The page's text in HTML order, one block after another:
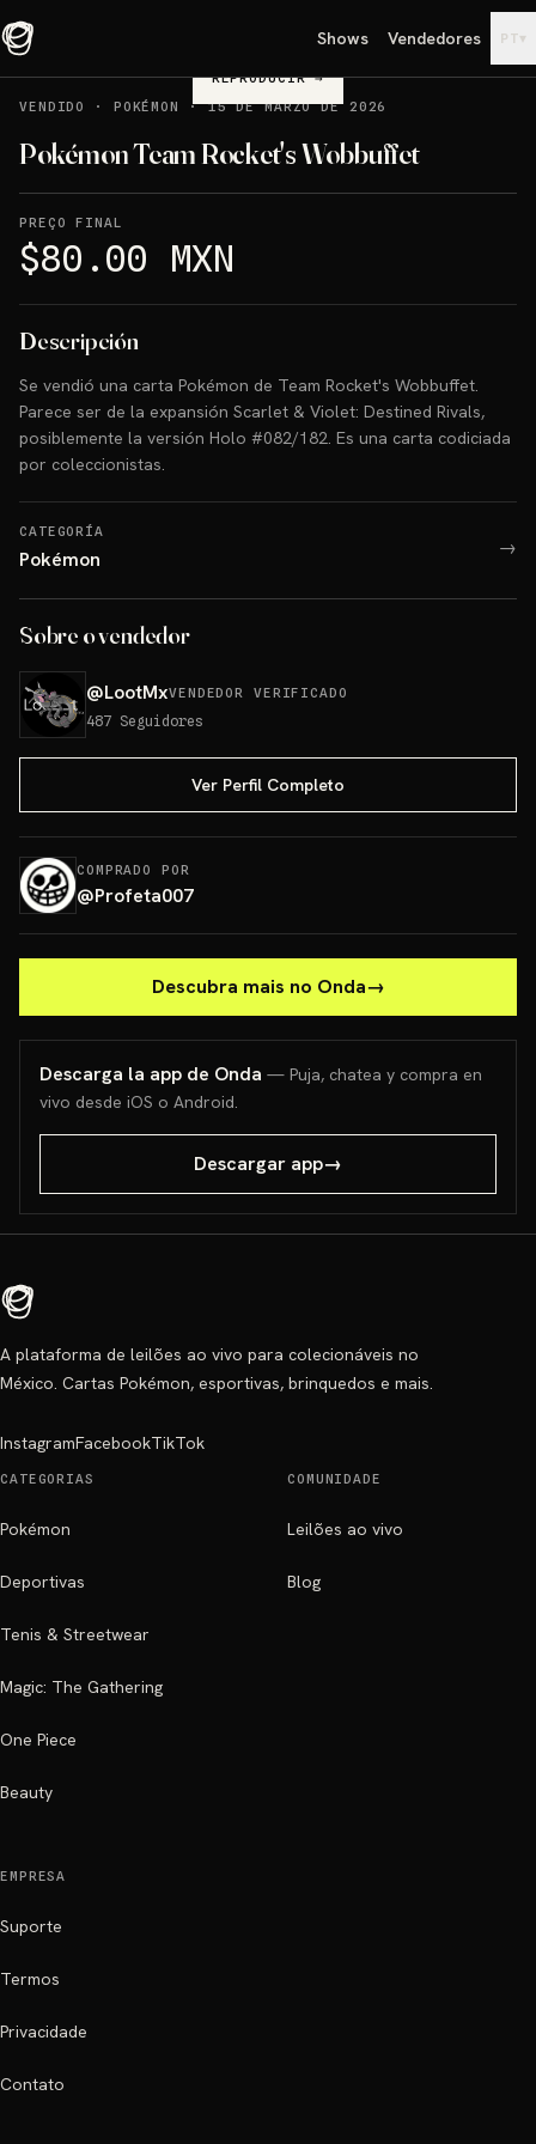
Shows Vendedores PT▾
REPRODUCIR→
VENDIDO
· POKÉMON ·15 DE MARZO DE 2026
Pokémon Team Rocket's Wobbuffet
PREÇO FINAL
$80.00 MXN
Descripción
Se vendió una carta Pokémon de Team Rocket's Wobbuffet.
Parece ser de la expansión Scarlet & Violet: Destined Rivals,
posiblemente la versión Holo #082/182. Es una carta codiciada
por coleccionistas.
CATEGORÍA
Pokémon →
Sobre o vendedor
@LootMxVENDEDOR VERIFICADO
487 Seguidores
Ver Perfil Completo
COMPRADO POR
@Profeta007
Descubra mais no Onda→
Descarga la app de Onda — Puja, chatea y compra en
vivo desde iOS o Android.
Descargar app→
A plataforma de leilões ao vivo para colecionáveis no
México. Cartas Pokémon, esportivas, brinquedos e mais.
InstagramFacebookTikTok
CATEGORIAS
Pokémon
Deportivas
Tenis & Streetwear
Magic: The Gathering
One Piece
Beauty
COMUNIDADE
Leilões ao vivo
Blog
EMPRESA
Suporte
Termos
Privacidade
Contato